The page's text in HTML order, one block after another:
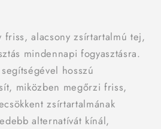
friss, alacsony zsírtartalmú tej,
mindennapi fogyasztásra.
hosszú
miközben megőrzi friss,
zsírtartalmának
alternatívát kínál,